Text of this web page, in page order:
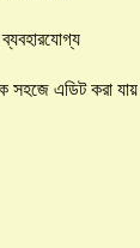
ব্যবহারযোগ্য
সহজে এডিট করা যায়